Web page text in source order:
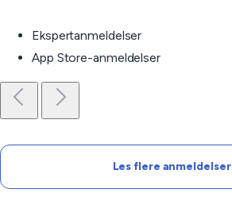
Ekspertanmeldelser
App Store-anmeldelser
Les flere anmeldelser